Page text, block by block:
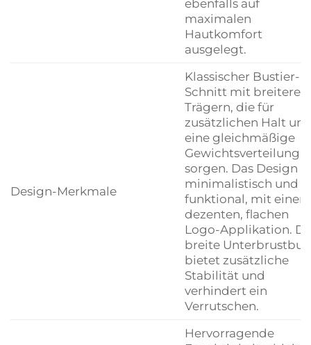
ebenfalls auf
maximalen
Hautkomfort
ausgelegt.
Design-Merkmale
Klassischer Bustier-
Schnitt mit breiteren
Trägern, die für
zusätzlichen Halt
eine gleichmäßige
Gewichtsverteilung
sorgen. Das Design
minimalistisch und
funktional, mit einer
dezenten, flachen
Logo-Applikation.
breite
bietet zusätzliche
Stabilität und
verhindert ein
Verrutschen.
Hervorragende